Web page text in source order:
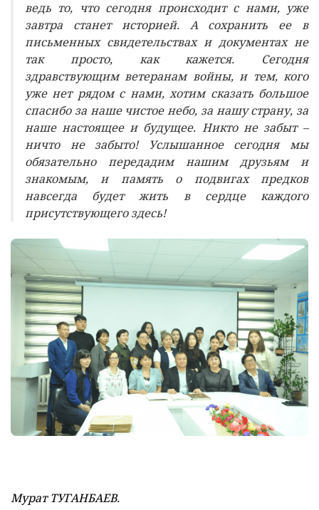
ведь то, что сегодня происходит с нами, уже
завтра станет историей. А сохранить ее в
письменных свидетельствах и документах не
так просто, как кажется. Сегодня
здравствующим ветеранам войны, и тем, кого
уже нет рядом с нами, хотим сказать большое
спасибо за наше чистое небо, за нашу страну, за
наше настоящее и будущее. Никто не забыт –
ничто не забыто! Услышанное сегодня мы
обязательно передадим нашим друзьям и
знакомым, и память о подвигах предков
навсегда будет жить в сердце каждого
присутствующего здесь!
Мурат ТУГАНБАЕВ.